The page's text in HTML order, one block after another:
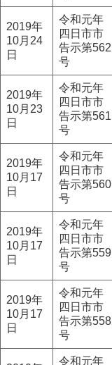
2019年
10月24
日
令和元年
四日市市
告示第562
号
2019年
10月23
日
令和元年
四日市市
告示第561
号
2019年
10月17
日
令和元年
四日市市
告示第560
号
2019年
10月17
日
令和元年
四日市市
告示第559
号
2019年
10月17
日
令和元年
四日市市
告示第558
号
令和元年